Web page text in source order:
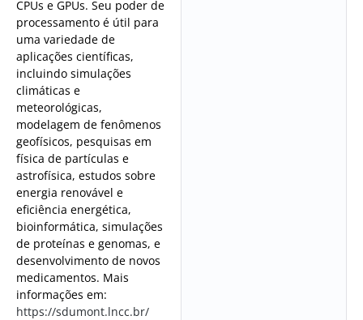
CPUs e GPUs. Seu poder de
processamento é útil para
uma variedade de
aplicações científicas,
incluindo simulações
climáticas e
meteorológicas,
modelagem de fenômenos
geofísicos, pesquisas em
física de partículas e
astrofísica, estudos sobre
energia renovável e
eficiência energética,
bioinformática, simulações
de proteínas e genomas, e
desenvolvimento de novos
medicamentos. Mais
informações em:
https://sdumont.lncc.br/